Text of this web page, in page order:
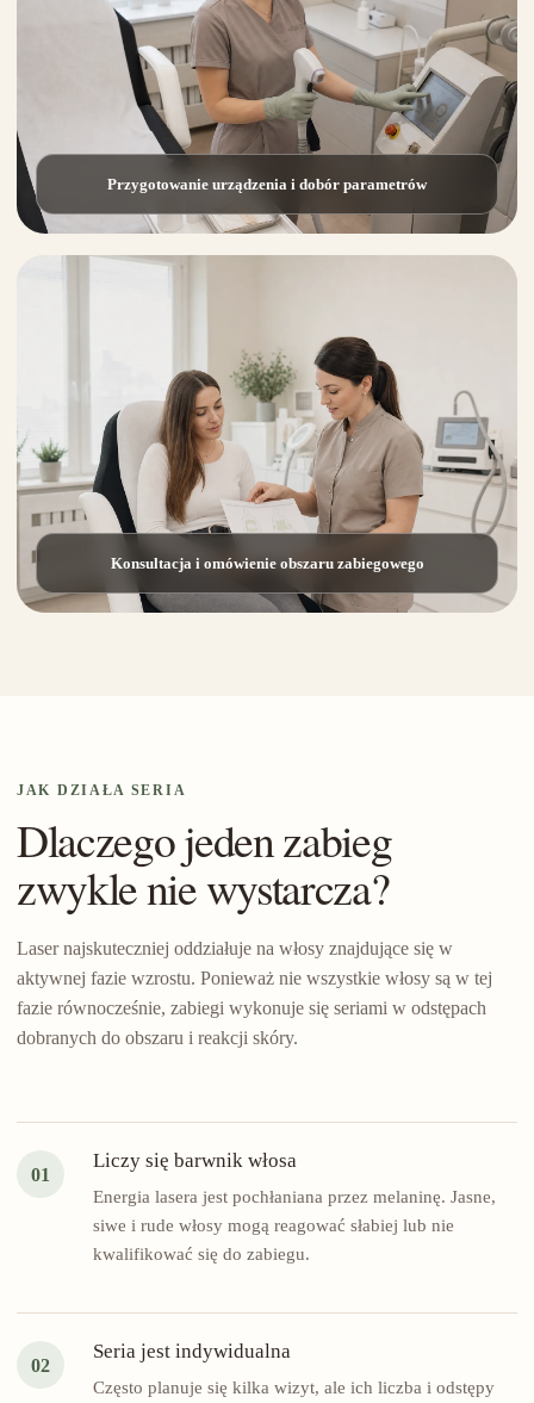
Przygotowanie urządzenia i dobór parametrów
Konsultacja i omówienie obszaru zabiegowego
JAK DZIAŁA SERIA
Dlaczego jeden zabieg
zwykle nie wystarcza?
Laser najskuteczniej oddziałuje na włosy znajdujące się w
aktywnej fazie wzrostu. Ponieważ nie wszystkie włosy są w tej
fazie równocześnie, zabiegi wykonuje się seriami w odstępach
dobranych do obszaru i reakcji skóry.
01
Liczy się barwnik włosa
Energia lasera jest pochłaniana przez melaninę. Jasne,
siwe i rude włosy mogą reagować słabiej lub nie
kwalifikować się do zabiegu.
02
Seria jest indywidualna
Często planuje się kilka wizyt, ale ich liczba i odstępy